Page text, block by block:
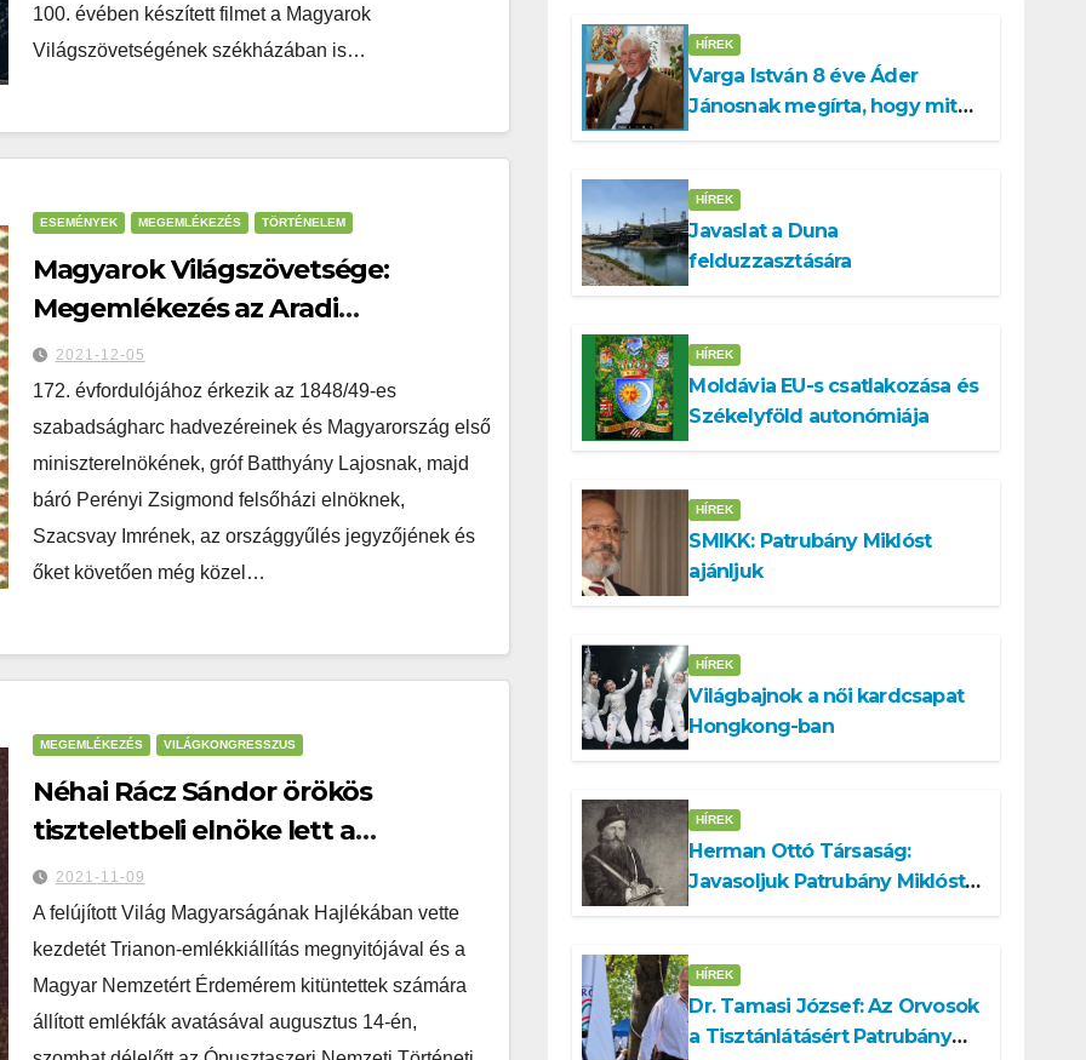
100. évében készített filmet a Magyarok
Világszövetségének székházában is…
ESEMÉNYEK MEGEMLÉKEZÉS TÖRTÉNELEM
Magyarok Világszövetsége:
Megemlékezés az Aradi
Tizenhármakról – Október 6-án 6
órakor
2021-12-05
172. évfordulójához érkezik az 1848/49-es
szabadságharc hadvezéreinek és Magyarország első
miniszterelnökének, gróf Batthyány Lajosnak, majd
báró Perényi Zsigmond felsőházi elnöknek,
Szacsvay Imrének, az országgyűlés jegyzőjének és
őket követően még közel…
MEGEMLÉKEZÉS VILÁGKONGRESSZUS
Néhai Rácz Sándor örökös
tiszteletbeli elnöke lett a
Magyarok Világszövetségének –
Elkezdődött a Magyarok X.
Világkongresszusa
2021-11-09
A felújított Világ Magyarságának Hajlékában vette
kezdetét Trianon-emlékkiállítás megnyitójával és a
Magyar Nemzetért Érdemérem kitüntettek számára
állított emlékfák avatásával augusztus 14-én,
HÍREK
Varga István 8 éve Áder
Jánosnak megírta, hogy mit
HÍREK
Javaslat a Duna
felduzzasztására
HÍREK
Moldávia EU-s csatlakozása és
Székelyföld autonómiája
HÍREK
SMIKK: Patrubány Miklóst
ajánljuk
HÍREK
Világbajnok a női kardcsapat
Hongkong-ban
HÍREK
Herman Ottó Társaság:
Javasoljuk Patrubány Miklóst
HÍREK
Dr. Tamasi József: Az Orvosok
a Tisztánlátásért Patrubány